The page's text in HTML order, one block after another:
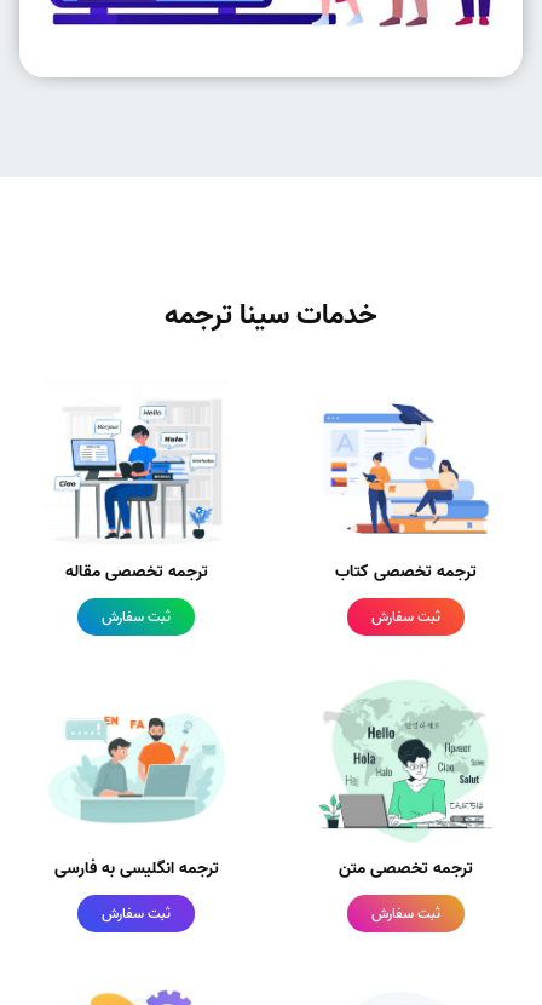
خدمات سینا ترجمه
ترجمه تخصصی کتاب
ثبت سفارش
ترجمه تخصصی مقاله
ثبت سفارش
ترجمه تخصصی متن
ثبت سفارش
ترجمه انگلیسی به فارسی
ثبت سفارش